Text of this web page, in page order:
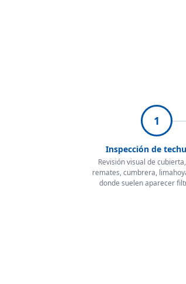
1
Inspección de
Revisión visual de
remates, cumbrera,
donde suelen aparecer